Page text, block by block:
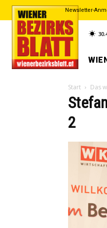
Newsletter-
Start Das
2